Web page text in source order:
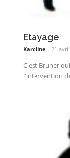
Etayage
Karoline 21
C'est Bruner
l'intervention